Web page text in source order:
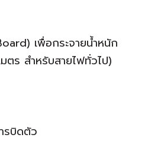
เพื่อกระจายน้ำหนัก
ตร สำหรับสายไฟทั่วไป)
รบิดตัว